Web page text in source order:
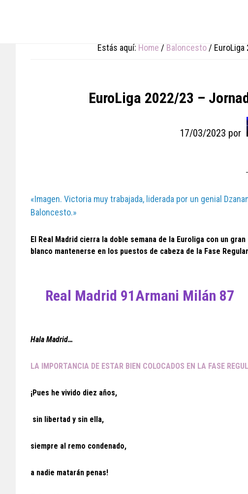
Estás aquí: Home / Baloncesto /
EuroLiga 2022/23 –
17/03/2023 por
«Imagen. Victoria muy trabajada, liderada por un genial
Baloncesto.»
El Real Madrid cierra la doble semana de la Euroliga con un
blanco mantenerse en los puestos de cabeza de la Fase
Real Madrid 91Armani Milán 87
Hala Madrid…
LA IMPORTANCIA DE ESTAR BIEN COLOCADOS EN LA FASE
¡Pues he vivido diez años,
sin libertad y sin ella,
siempre al remo condenado,
a nadie matarán penas!